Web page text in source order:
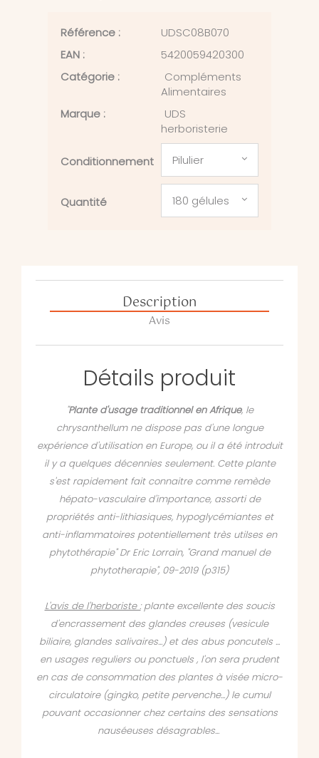
Référence :
UDSC08B070
EAN :
5420059420300
Catégorie :
Compléments
Alimentaires
Marque :
UDS
herboristerie
Conditionnement Pilulier
Quantité 180 gélules
Description
Avis
Détails produit
"Plante d'usage traditionnel en Afrique, le
chrysanthellum ne dispose pas d'une longue
expérience d'utilisation en Europe, ou il a été introduit
il y a quelques décennies seulement. Cette plante
s'est rapidement fait connaitre comme remède
hépato-vasculaire d'importance, assorti de
propriétés anti-lithiasiques, hypoglycémiantes et
anti-inflammatoires potentiellement très utilses en
phytothérapie" Dr Eric Lorrain, "Grand manuel de
phytotherapie", 09-2019 (p315)
L'avis de l'herboriste :plante excellente des soucis
d'encrassement des glandes creuses (vesicule
biliaire, glandes salivaires...) et des abus poncutels ...
en usages reguliers ou ponctuels , l'on sera prudent
en cas de consommation des plantes à visée micro-
circulatoire (gingko, petite pervenche...) le cumul
pouvant occasionner chez certains des sensations
nauséeuses désagrables...